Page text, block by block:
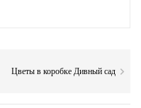
Цветы в коробке Дивный сад